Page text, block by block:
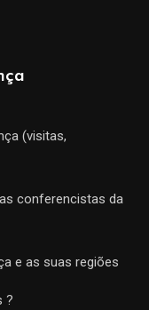
(visitas,
conferencistas da
e as suas regiões
?